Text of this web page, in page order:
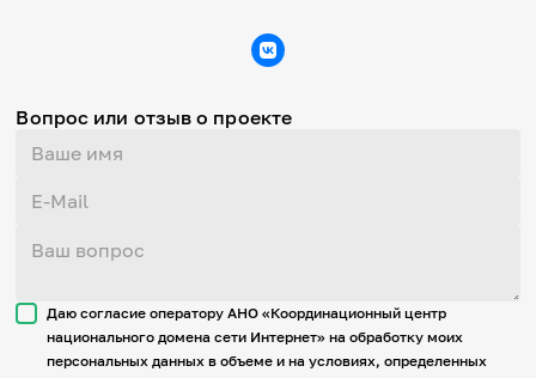
Вопрос или отзыв о проекте
Даю согласие оператору АНО «Координационный центр
национального домена сети Интернет» на обработку моих
персональных данных в объеме и на условиях, определенных